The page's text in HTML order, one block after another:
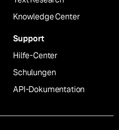
Knowledge Center
Support
Hilfe-Center
Schulungen
API-Dokumentation